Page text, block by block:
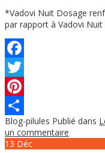
*Vadovi Nuit Dosage
par rapport à Vadovi Nuit
Facebook
Twitter
Pinterest
Partager
Blog-pilules Publié dans
un commentaire
13 Déc